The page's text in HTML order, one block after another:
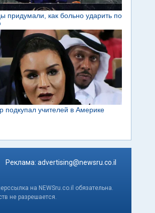
Реклама: advertising@newsru.co.il
на NEWSru.co.il обязательна.
не разрешается.